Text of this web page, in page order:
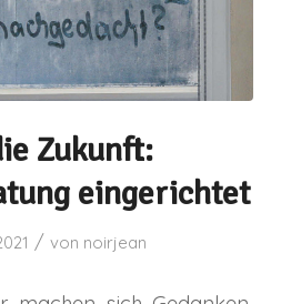
Zukunft:
eingerichtet
/ von noirjean